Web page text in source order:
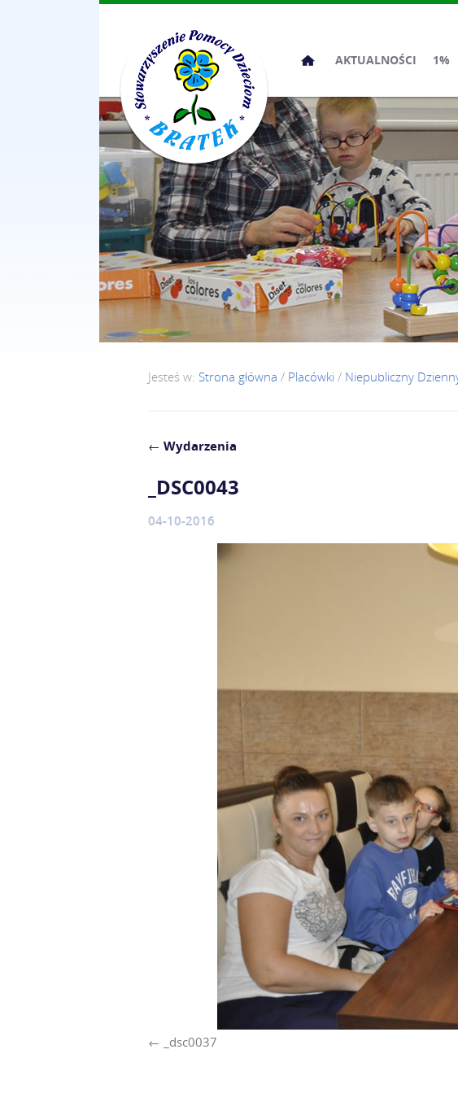
Przeskocz
treści
AKTUALNOŚCI 1%
Jesteś w: Strona główna / Placówki / Niepubliczny
← Wydarzenia
_DSC0043
04-10-2016
_dsc0037